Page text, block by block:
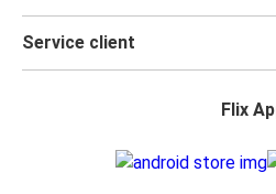
Service client
Flix